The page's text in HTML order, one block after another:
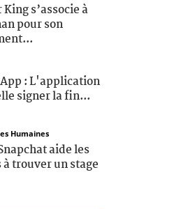
s’associe à
pour son
: L'application
signer la fin...
Humaines
aide les
à trouver un stage